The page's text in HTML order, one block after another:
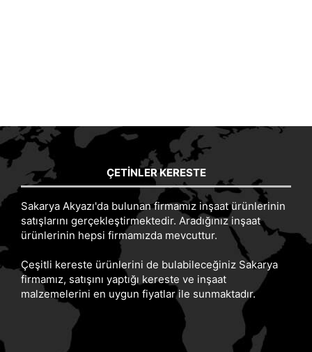
ÇETINLER KERESTE
Sakarya Akyazı'da bulunan firmamız inşaat ürünlerinin
satışlarını gerçekleştirmektedir. Aradığınız inşaat
ürünlerinin hepsi firmamızda mevcuttur.
Çeşitli kereste ürünlerini de bulabileceğiniz Sakarya
firmamız, satışını yaptığı kereste ve inşaat
malzemelerini en uygun fiyatlar ile sunmaktadır.